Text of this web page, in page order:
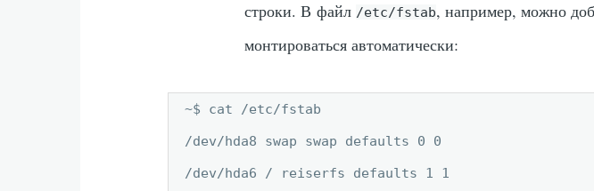
строки. В файл /etc/fstab, например, можно
монтироваться автоматически:
~$ cat /etc/fstab
/dev/hda8 swap swap defaults 0 0
/dev/hda6 / reiserfs defaults 1 1